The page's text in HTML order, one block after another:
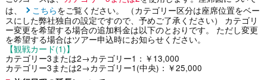
は、
こちらをご覧ください。 （カテゴリー区分は座席位置をベー
スにした弊社独自の設定ですので、予めご了承ください） カテゴリ
ー変更を希望する場合の追加料金は以下のとおりです。 ただし変更
を希望する場合はツアー申込時にお知らせください。
【観戦カード(1)】
カテゴリー3または2→カテゴリー1：￥13,000
カテゴリー3または2→カテゴリー1(中央)：￥25,000